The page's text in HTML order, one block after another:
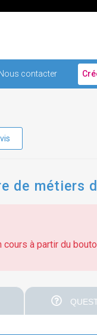
Nous contacter
de métiers
à partir du